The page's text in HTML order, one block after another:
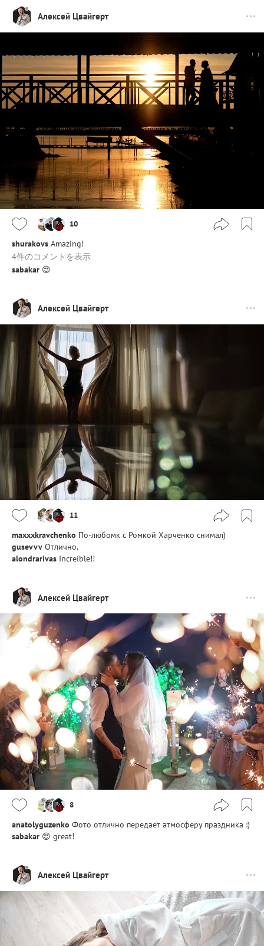
Алексей Цвайгерт
10
shurakovs Amazing!
4件のコメントを表示
sabakar 😍
Алексей Цвайгерт
11
maxxxkravchenko По-любомк с Ромкой Харченко снимал)
gusevvv Отлично.
alondrarivas Increíble!!
Алексей Цвайгерт
8
anatolyguzenko Фото отлично передает атмосферу праздника :)
sabakar 😍 great!
Алексей Цвайгерт